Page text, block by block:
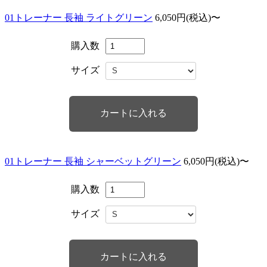
01トレーナー 長袖 ライトグリーン 6,050円(税込)〜
購入数
サイズ
01トレーナー 長袖 シャーベットグリーン 6,050円(税込)〜
購入数
サイズ